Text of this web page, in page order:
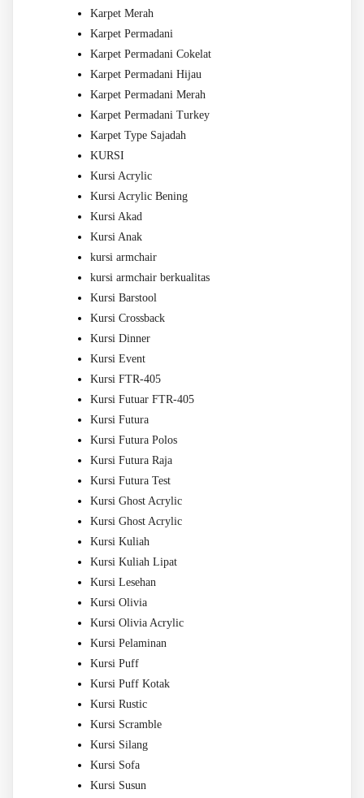
Karpet Merah
Karpet Permadani
Karpet Permadani Cokelat
Karpet Permadani Hijau
Karpet Permadani Merah
Karpet Permadani Turkey
Karpet Type Sajadah
KURSI
Kursi Acrylic
Kursi Acrylic Bening
Kursi Akad
Kursi Anak
kursi armchair
kursi armchair berkualitas
Kursi Barstool
Kursi Crossback
Kursi Dinner
Kursi Event
Kursi FTR-405
Kursi Futuar FTR-405
Kursi Futura
Kursi Futura Polos
Kursi Futura Raja
Kursi Futura Test
Kursi Ghost Acrylic
Kursi Ghost Acrylic
Kursi Kuliah
Kursi Kuliah Lipat
Kursi Lesehan
Kursi Olivia
Kursi Olivia Acrylic
Kursi Pelaminan
Kursi Puff
Kursi Puff Kotak
Kursi Rustic
Kursi Scramble
Kursi Silang
Kursi Sofa
Kursi Susun